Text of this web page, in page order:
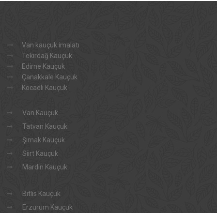
Van kauçuk imalatı
Tekirdağ Kauçuk
Edirne Kauçuk
Çanakkale Kauçuk
Kocaeli Kauçuk
Van Kauçuk
Tatvan Kauçuk
Şırnak Kauçuk
Siirt Kauçuk
Mardin Kauçuk
Bitlis Kauçuk
Erzurum Kauçuk